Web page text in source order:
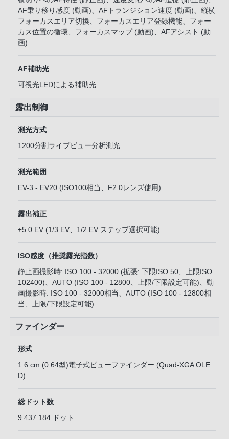
AF乗り移り感度 (動画)、AFトランジション速度 (動画)、縦横
フォーカスエリア切換、フォーカスエリア登録機能、フォー
カス位置の循環、フォーカスマップ (動画)、AFアシスト (動
画)
AF補助光
可視光LEDによる補助光
露出制御
測光方式
1200分割ライブビュー分析測光
測光範囲
EV-3 - EV20 (ISO100相当、F2.0レンズ使用)
露出補正
±5.0 EV (1/3 EV、1/2 EV ステップ選択可能)
ISO感度（推奨露光指数）
静止画撮影時: ISO 100 - 32000 (拡張: 下限ISO 50、上限ISO
102400)、AUTO (ISO 100 - 12800、上限/下限設定可能)、動
画撮影時: ISO 100 - 32000相当、AUTO (ISO 100 - 12800相
当、上限/下限設定可能)
ファインダー
形式
1.6 cm (0.64型)電子式ビューファインダー (Quad-XGA OLE
D)
総ドット数
9 437 184 ドット